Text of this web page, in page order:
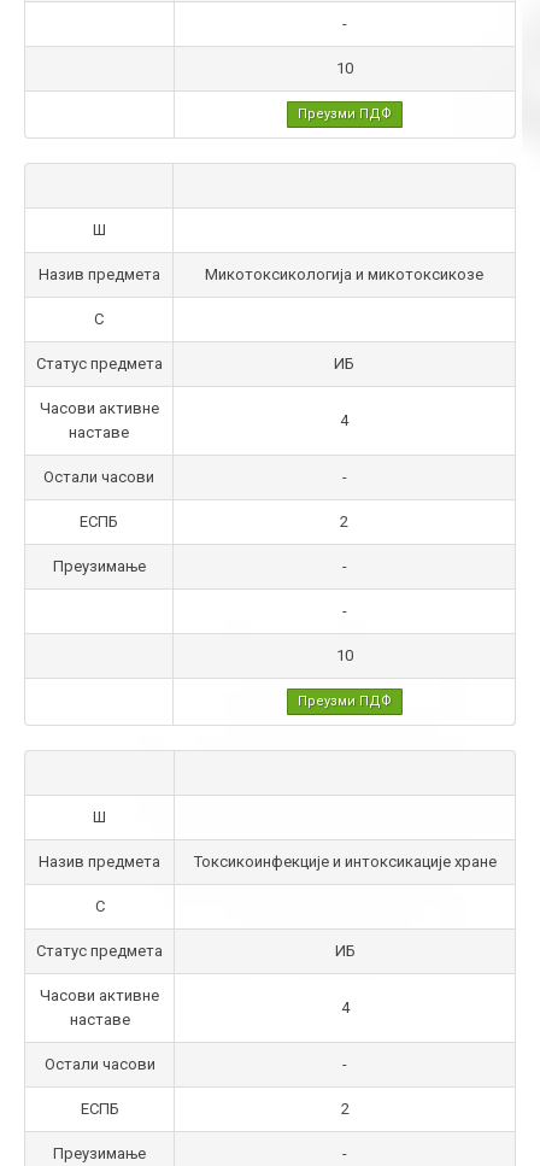
-
10
Преузми ПДФ
Ш
Назив предмета Микотоксикологија и микотоксикозе
С
Статус предмета ИБ
Часови активне
наставе
4
Остали часови -
ЕСПБ 2
Преузимање -
-
10
Преузми ПДФ
Ш
Назив предмета Токсикоинфекције и интоксикације хране
С
Статус предмета ИБ
Часови активне
наставе
4
Остали часови -
ЕСПБ 2
Преузимање -